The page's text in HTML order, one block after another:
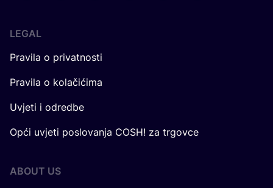
LEGAL
Pravila o privatnosti
Pravila o kolačićima
Uvjeti i odredbe
Opći uvjeti poslovanja COSH! za trgovce
ABOUT US